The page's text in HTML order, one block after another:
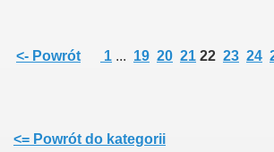
<- Powrót 1 ... 19 20 21 22 23 24
<= Powrót do kategorii